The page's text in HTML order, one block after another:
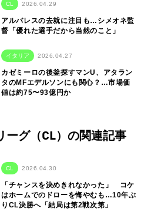
CL 2026.04.29
アルバレスの去就に注目も…シメオネ監
督「優れた選手だから当然のこと」
イタリア 2026.04.27
カゼミーロの後釜探すマンU、アタラン
タのMFエデルソンにも関心？…市場価
値は約75〜93億円か
ーグ（CL）の関連記事
CL 2026.04.30
「チャンスを決めきれなかった」 コケ
はホームでのドローを悔やむも…10年ぶ
りCL決勝へ「結局は第2戦次第」